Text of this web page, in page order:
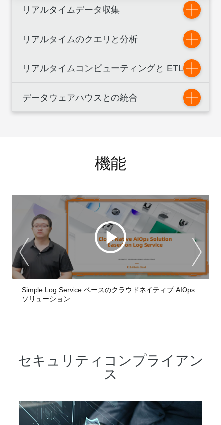
リアルタイムデータ収集
リアルタイムのクエリと分析
リアルタイムコンピューティングと ETL
データウェアハウスとの統合
機能
Simple Log Service ベースのクラウドネイティブ AIOps
ソリューション
セキュリティコンプライアン
ス